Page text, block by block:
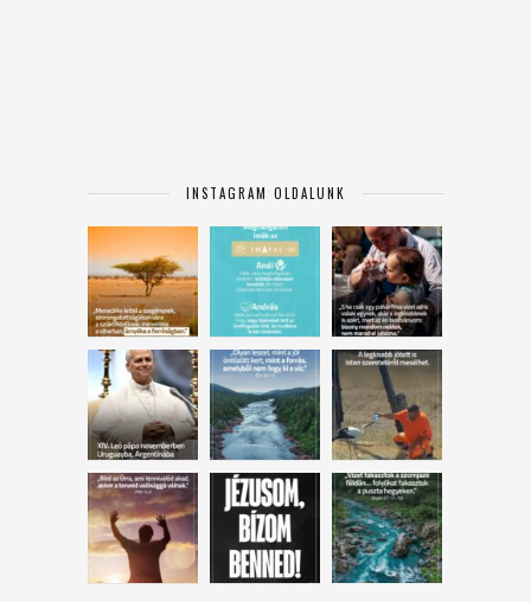
INSTAGRAM OLDALUNK